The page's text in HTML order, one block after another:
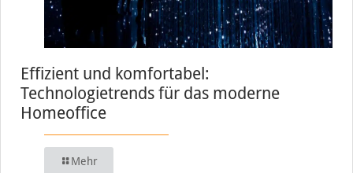
Effizient und komfortabel:
Technologietrends für das moderne
Homeoffice
Mehr